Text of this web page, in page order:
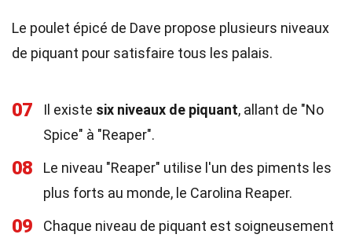
Le poulet épicé de Dave propose plusieurs niveaux
de piquant pour satisfaire tous les palais.
07 Il existe six niveaux de piquant, allant de "No
Spice" à "Reaper".
08
Le niveau "Reaper" utilise l'un des piments les
plus forts au monde, le Carolina Reaper.
09
Chaque niveau de piquant est soigneusement